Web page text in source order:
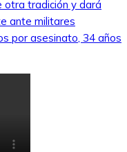
otra tradición y dará
ante militares
por asesinato, 34 años